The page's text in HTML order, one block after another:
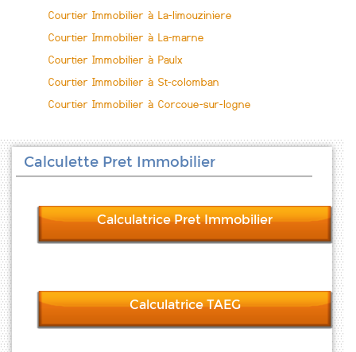
Courtier Immobilier à La-limouziniere
Courtier Immobilier à La-marne
Courtier Immobilier à Paulx
Courtier Immobilier à St-colomban
Courtier Immobilier à Corcoue-sur-logne
Calculette Pret Immobilier
Calculatrice Pret Immobilier
Calculatrice TAEG